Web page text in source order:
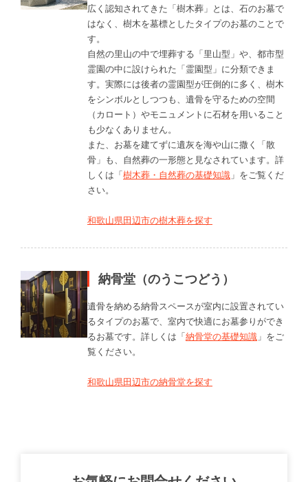
広く認知されてきた「樹木葬」とは、石のお墓で
はなく、樹木を墓標としたタイプのお墓のことで
す。
自然の里山の中で埋葬する「里山型」や、都市型
霊園の中に設けられた「霊園型」に分類できま
す。実際には後者の霊園型が圧倒的に多く、樹木
をシンボルとしつつも、遺骨を守るための空間
（カロート）やモニュメントに石材を用いること
も少なくありません。
また、お墓を建てずに遺灰を海や山に撒く「散
骨」も、自然葬の一形態と見なされています。詳
しくは「樹木葬・自然葬の基礎知識 」をご覧くだ
さい。
和歌山県田辺市の樹木葬を探す
納骨堂（のうこつどう）
遺骨を納める納骨スペースが室内に設置されてい
るタイプのお墓で、室内で快適にお墓参りができ
るお墓です。詳しくは「納骨堂の基礎知識 」をご
覧ください。
和歌山県田辺市の納骨堂を探す